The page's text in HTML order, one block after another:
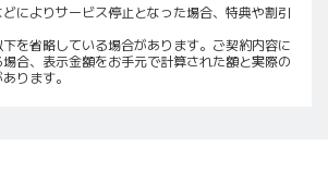
どによりサービス停止となった場合、特典や割引
下を省略している場合があります。ご契約内容に
合、表示金額をお手元で計算された額と実際の
ります。